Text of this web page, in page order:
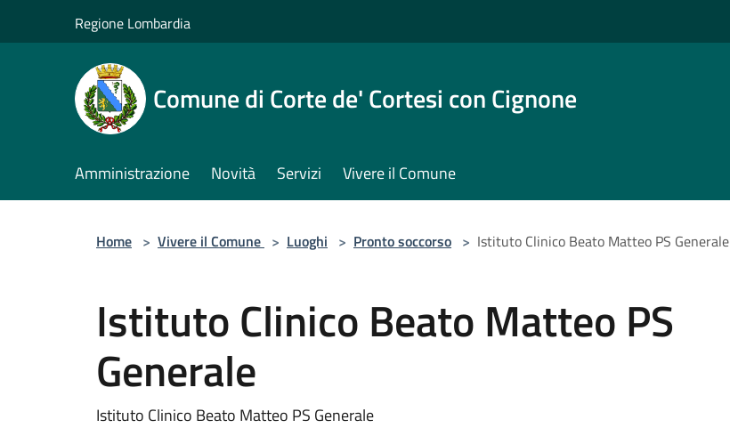
Regione Lombardia
Comune di Corte de' Cortesi con Cignone
Amministrazione Novità Servizi Vivere il Comune
Home > Vivere il Comune > Luoghi > Pronto soccorso > Istituto Clinico Beato Matteo PS Generale
Istituto Clinico Beato Matteo PS
Generale
Istituto Clinico Beato Matteo PS Generale